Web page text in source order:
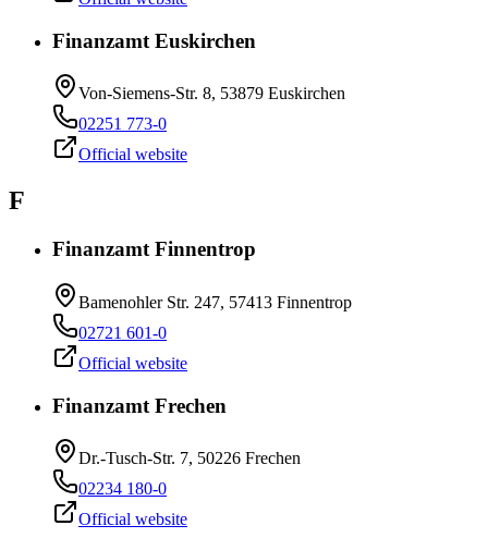
Finanzamt Euskirchen
Von-Siemens-Str. 8, 53879 Euskirchen
02251 773-0
Official website
F
Finanzamt Finnentrop
Bamenohler Str. 247, 57413 Finnentrop
02721 601-0
Official website
Finanzamt Frechen
Dr.-Tusch-Str. 7, 50226 Frechen
02234 180-0
Official website